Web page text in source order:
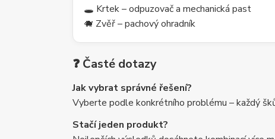
🕳️ Krtek – odpuzovač a mechanická past
🐗 Zvěř – pachový ohradník
❓ Časté dotazy
Jak vybrat správné řešení?
Vyberte podle konkrétního problému – každý
Stačí jeden produkt?